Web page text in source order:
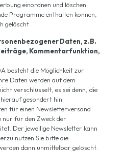
einordnen und löschen
Programme enthalten können,
gelöscht.
Daten, z.B.
Kommentarfunktion,
besteht die Möglichkeit zur
Daten werden auf dem
verschlüsselt, es sei denn, die
gesondert hin.
für einen Newsletterversand
nur für den Zweck der
Der jeweilige Newsletter kann
nutzen Sie bitte die
dann unmittelbar gelöscht.